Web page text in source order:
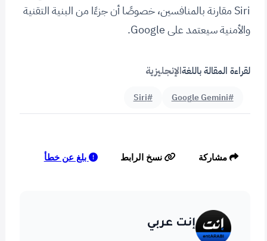
Siri مقارنة بالمنافسين، خصوصًا أن جزءًا من البنية التقنية
والأمنية سيعتمد على Google.
لقراءة المقالة باللغةالإنجليزية
#Google Gemini
#Siri
مشاركة نسخ الرابط بلغ عن خطأ
إنت عربي